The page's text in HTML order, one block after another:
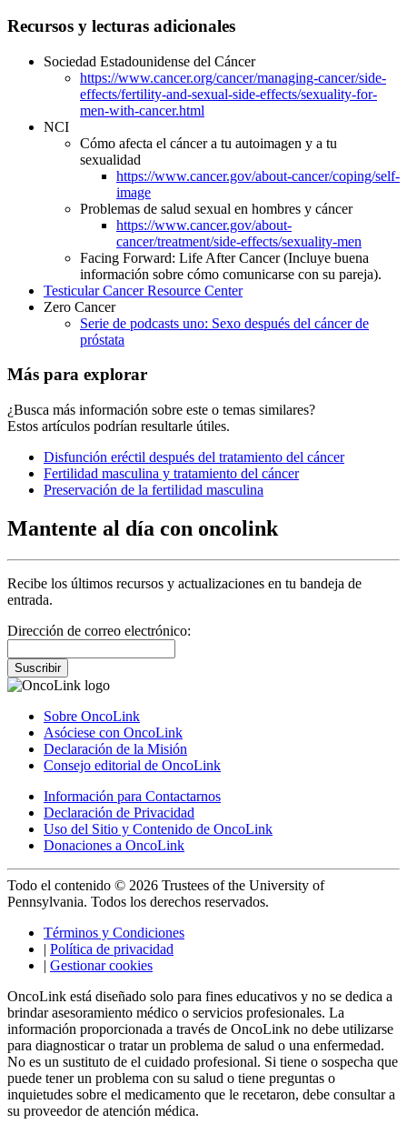
Recursos y lecturas adicionales
Sociedad Estadounidense del Cáncer
https://www.cancer.org/cancer/managing-cancer/side-
effects/fertility-and-sexual-side-effects/sexuality-for-
men-with-cancer.html
NCI
Cómo afecta el cáncer a tu autoimagen y a tu
sexualidad
https://www.cancer.gov/about-cancer/coping/self-
image
Problemas de salud sexual en hombres y cáncer
https://www.cancer.gov/about-
cancer/treatment/side-effects/sexuality-men
Facing Forward: Life After Cancer (Incluye buena
información sobre cómo comunicarse con su pareja).
Testicular Cancer Resource Center
Zero Cancer
Serie de podcasts uno: Sexo después del cáncer de
próstata
Más para explorar
¿Busca más información sobre este o temas similares?
Estos artículos podrían resultarle útiles.
Disfunción eréctil después del tratamiento del cáncer
Fertilidad masculina y tratamiento del cáncer
Preservación de la fertilidad masculina
Mantente al día con oncolink
Recibe los últimos recursos y actualizaciones en tu bandeja de
entrada.
Dirección de correo electrónico:
Suscribir
Sobre OncoLink
Asóciese con OncoLink
Declaración de la Misión
Consejo editorial de OncoLink
Información para Contactarnos
Declaración de Privacidad
Uso del Sitio y Contenido de OncoLink
Donaciones a OncoLink
Todo el contenido © 2026 Trustees of the University of
Pennsylvania. Todos los derechos reservados.
Términos y Condiciones
| Política de privacidad
| Gestionar cookies
OncoLink está diseñado solo para fines educativos y no se dedica a
brindar asesoramiento médico o servicios profesionales. La
información proporcionada a través de OncoLink no debe utilizarse
para diagnosticar o tratar un problema de salud o una enfermedad.
No es un sustituto de el cuidado profesional. Si tiene o sospecha que
puede tener un problema con su salud o tiene preguntas o
inquietudes sobre el medicamento que le recetaron, debe consultar a
su proveedor de atención médica.